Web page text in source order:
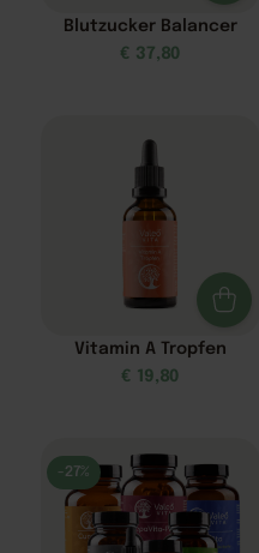
Blutzucker Balancer
€ 37,80
Vitamin A Tropfen
€ 19,80
-27%